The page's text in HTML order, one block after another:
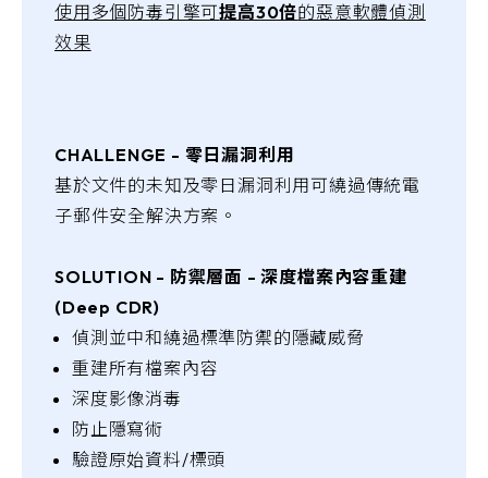
使用多個防毒引擎可提高30倍的惡意軟體偵測
效果
CHALLENGE - 零日漏洞利用
基於文件的未知及零日漏洞利用可繞過傳統電
子郵件安全解決方案。
SOLUTION - 防禦層面 - 深度檔案內容重建
(Deep CDR)
偵測並中和繞過標準防禦的隱藏威脅
重建所有檔案內容
深度影像消毒
防止隱寫術
驗證原始資料/標頭